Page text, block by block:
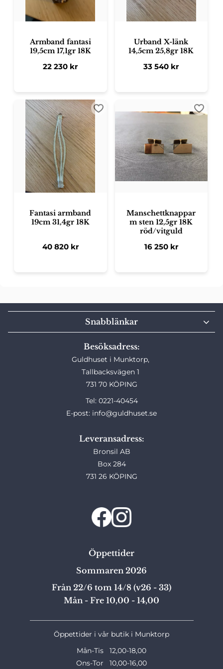
Armband fantasi
19,5cm 17,1gr 18K
22 230 kr
Urband X-länk
14,5cm 25,8gr 18K
33 540 kr
Fantasi armband
19cm 31,4gr 18K
40 820kr
Lägg till i favoriter
Manschettknappar
m sten 12,5gr 18K
röd/vitguld
16 250kr
Lägg
Besöksadress:
Guldhuset i Munktorp,
Tallbacksvägen 1
731 70 KÖPING
Tel: 0221-40454
E-post: info@guldhuset.se
Leveransadress:
Bronsil AB
Box 284
731 26 KÖPING
Snabblänkar
Öppettider
Sommaren 2026
Från 22/6 tom 14/8 (v26 - 33)
Mån - Fre 10,00 - 14,00
Öppettider i vår butik i Munktorp
Mån-Tis 12,00-18,00
Ons-Tor 10,00-16,00